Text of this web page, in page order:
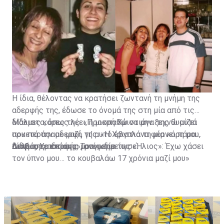
Η ίδια, θέλοντας να κρατήσει ζωντανή τη μνήμη της
αδερφής της, έδωσε το όνομά της στη μία από τις
δίδυμες κόρες της. «Προσπαθώ να μην ξεχνώ αυτά
που περάσαμε μαζί, γι’ αυτό έβγαλα τη μία κόρη μου,
δίδυμη, Χριστιάνα», ανέφερε.
Μάλιστα, όπως λέει, η μικρή Χριστιάνα της θυμίζει
αρκετά την αδερφή της. «Η Χριστιάνα φέρνει πάρα
πολύ της αδερφής μου», σημείωσε.
Διαβάστε επίσης: Τραγωδία της «Ήλιος»: Έχω χάσει
τον ύπνο μου… το κουβαλάω 17 χρόνια μαζί μου»